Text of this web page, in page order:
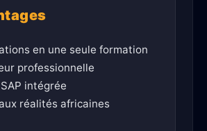
en une seule formation
professionnelle
intégrée
réalités africaines